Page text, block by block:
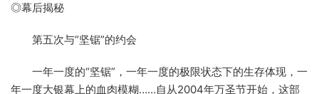
◎幕后揭秘
第五次与“坚锯”的约会
一年一度的“坚锯”，一年一度的极限状态下的生存体现，一
年一度大银幕上的血肉模糊……自从2004年万圣节开始，这部